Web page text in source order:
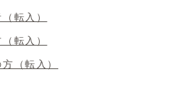
転入）
転入）
（転入）